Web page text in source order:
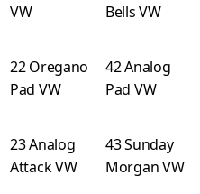
VW
Bells VW
22 Oregano
Pad VW
42 Analog
Pad VW
23 Analog
Attack VW
43 Sunday
Morgan VW